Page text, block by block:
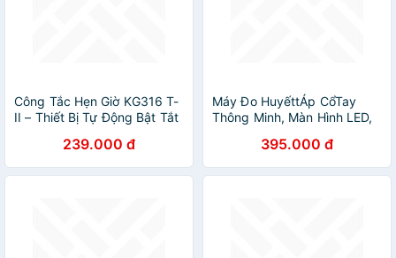
Công Tắc Hẹn Giờ KG316 T-
II – Thiết Bị Tự Động Bật Tắt
Điều Hòa239.000 đ
Máy Đo HuyếttÁp CổTay
Thông Minh, Màn Hình LED,
Sạc Pin Tiện Lợi đèn pha led
ốp trần
395.000 đ